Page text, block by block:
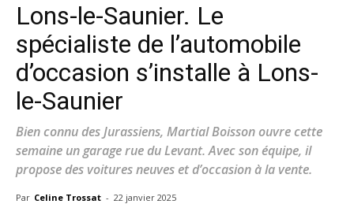
Lons-le-Saunier. Le
spécialiste de l’automobile
d’occasion s’installe à Lons-
le-Saunier
Bien connu des Jurassiens, Martial Boisson ouvre cette
semaine un garage rue du Levant. Avec son équipe, il
propose des voitures neuves et d’occasion à la vente.
Par Celine Trossat - 22 janvier 2025